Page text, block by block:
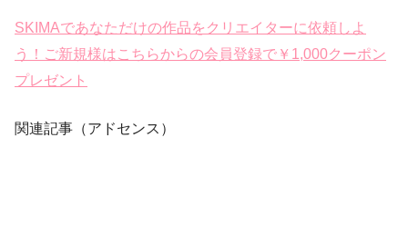
SKIMAであなただけの作品をクリエイターに依頼しよ
う！ご新規様はこちらからの会員登録で￥1,000クーポン
プレゼント
関連記事（アドセンス）